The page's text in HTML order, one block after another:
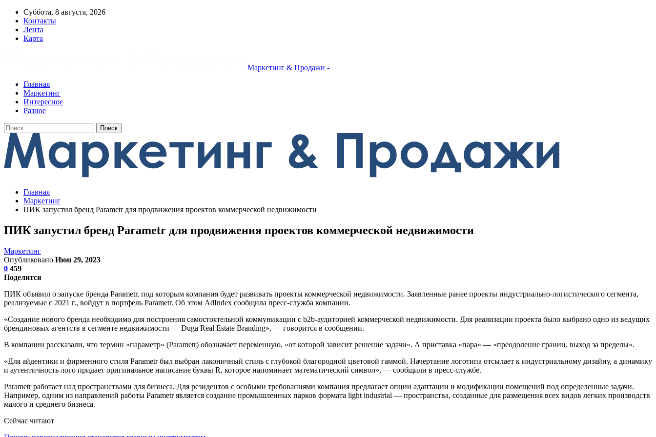
Суббота, 8 августа, 2026
Контакты
Лента
Карта
Маркетинг & Продажи -
Главная
Маркетинг
Интересное
Разное
Главная
Маркетинг
ПИК запустил бренд Parametr для продвижения проектов коммерческой недвижимости
ПИК запустил бренд Parametr для продвижения проектов коммерческой недвижимости
Маркетинг
Опубликовано Июн 29, 2023
0 459
Поделится
ПИК объявил о запуске бренда Parametr, под которым компания будет развивать проекты коммерческой недвижимости. Заявленные ранее проекты индустриально-логистического сегмента,
реализуемые с 2021 г., войдут в портфель Parametr. Об этом AdIndex сообщила пресс-служба компании.
«Создание нового бренда необходимо для построения самостоятельной коммуникации с b2b-аудиторией коммерческой недвижимости. Для реализации проекта было выбрано одно из ведущих
брендиновых агентств в сегменте недвижимости — Duga Real Estate Branding», — говорится в сообщении.
В компании рассказали, что термин «параметр» (Parametr) обозначает переменную, «от которой зависит решение задачи». А приставка «пара» — «преодоление границ, выход за пределы».
«Для айдентики и фирменного стиля Parametr был выбран лаконичный стиль с глубокой благородной цветовой гаммой. Начертание логотипа отсылает к индустриальному дизайну, а динамику
и аутентичность лого придает оригинальное написание буквы R, которое напоминает математический символ», — сообщили в пресс-службе.
Parametr работает над пространствами для бизнеса. Для резидентов с особыми требованиями компания предлагает опции адаптации и модификации помещений под определенные задачи.
Например, одним из направлений работы Parametr является создание промышленных парков формата light industrial — пространства, созданные для размещения всех видов легких производств
малого и среднего бизнеса.
Сейчас читают